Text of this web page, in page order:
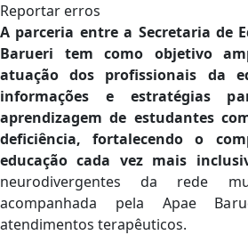
Reportar erros
A parceria entre a Secretaria de
Barueri tem como objetivo
atuação dos profissionais da
informações e estratégias
aprendizagem de estudantes
deficiência, fortalecendo o
educação cada vez mais
neurodivergentes da rede
acompanhada pela Apae
atendimentos terapêuticos.